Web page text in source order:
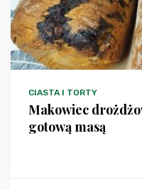
CIASTA I TORTY
Makowiec
gotową masą